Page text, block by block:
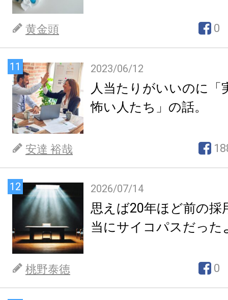
黄金頭 0
11 2023/06/12
人当たりがいいのに「
怖い人たち」の話。
安達 裕哉
12 2026/07/14
思えば20年ほど前の採
当にサイコパスだった
桃野泰徳 0